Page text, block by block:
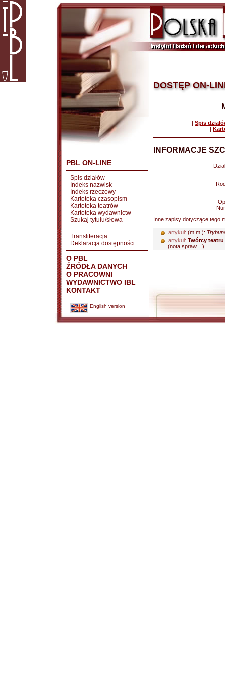
PBL ON-LINE
Spis działów
Indeks nazwisk
Indeks rzeczowy
Kartoteka czasopism
Kartoteka teatrów
Kartoteka wydawnictw
Szukaj tytułu/słowa
Transliteracja
Deklaracja dostępności
O PBL
ŹRÓDŁA DANYCH
O PRACOWNI
WYDAWNICTWO IBL
KONTAKT
English version
DOSTĘP ON-
| Spis
|
INFORMACJE
Inne zapisy dotyczące tego
artykuł: (m.m.):
artykuł: Twórcy
(nota spraw....)